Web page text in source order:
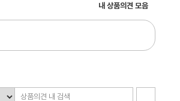
내 상품의견 모음